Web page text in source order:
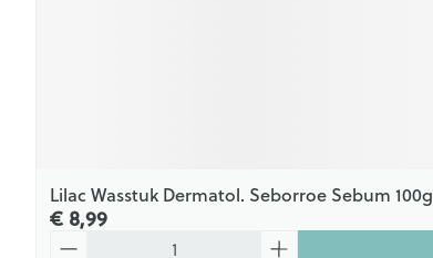
Lilac Wasstuk Dermatol. Seborroe Sebum 100g
€ 8,99